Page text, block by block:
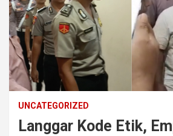
UNCATEGORIZED
Langgar Kode Etik,